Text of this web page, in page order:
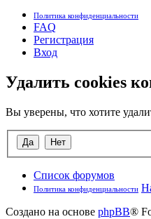
Политика конфиденциальности
FAQ
Регистрация
Вход
Удалить cookies
Вы уверены, что хотите
Список форумов
Политика конфиденциальности
Создано на основе phpBB®